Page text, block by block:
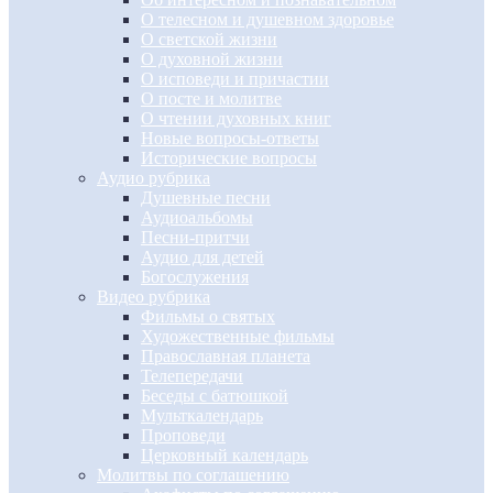
О телесном и душевном здоровье
О светской жизни
О духовной жизни
О исповеди и причастии
О посте и молитве
О чтении духовных книг
Новые вопросы-ответы
Исторические вопросы
Аудио рубрика
Душевные песни
Аудиоальбомы
Песни-притчи
Аудио для детей
Богослужения
Видео рубрика
Фильмы о святых
Художественные фильмы
Православная планета
Телепередачи
Беседы с батюшкой
Мульткалендарь
Проповеди
Церковный календарь
Молитвы по соглашению